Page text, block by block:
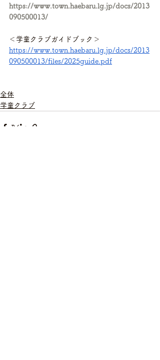
https://www.town.haebaru.lg.jp/docs/2013
090500013/
＜学童クラブガイドブック＞
https://www.town.haebaru.lg.jp/docs/2013
090500013/files/2025guide.pdf
全体
学童クラブ